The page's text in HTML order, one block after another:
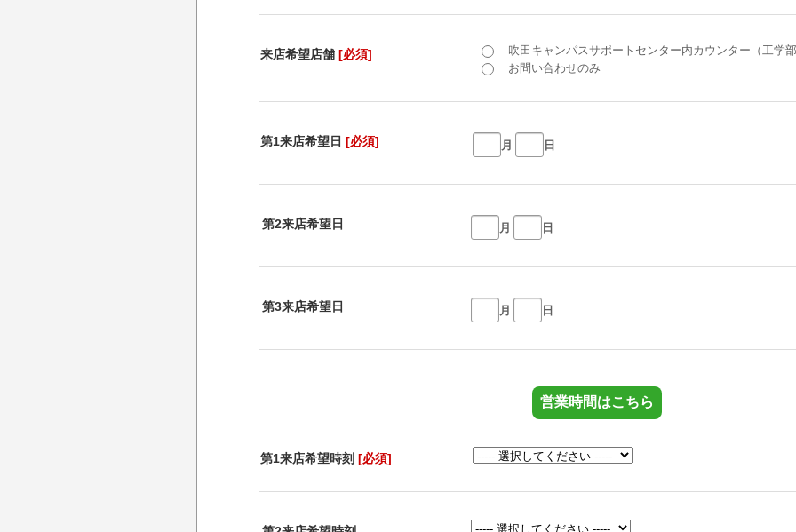
来店希望店舗 [必須]
吹田キャンパスサポートセンター内カウンター（工学
お問い合わせのみ
第1来店希望日 [必須] 月 日
第2来店希望日 月 日
第3来店希望日 月 日
営業時間はこちら
第1来店希望時刻 [必須]